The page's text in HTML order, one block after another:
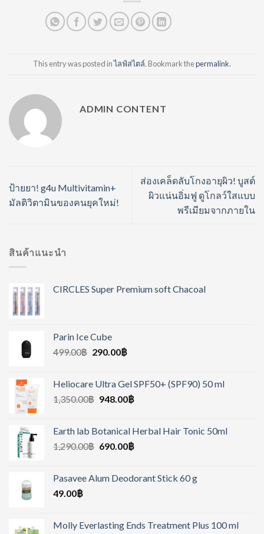
This entry was posted inไลฟ์สไตล์. Bookmark thepermalink.
ADMIN CONTENT
ป้ายยา! g4u Multivitamin+
มัลติวิตามินของคนยุคใหม่!
ส่องเคล็ดลับโกงอายุผิว! บูสต์
ผิวแน่นอิ่มฟู ดูโกลว์ใสแบบ
พรีเมียมจากภายใน
สินค้าแนะนำ
CIRCLES Super Premium soft Chacoal
Parin Ice Cube
499.00฿ 290.00฿
Heliocare Ultra Gel SPF50+ (SPF90) 50 ml
1,350.00฿ 948.00฿
Earth lab Botanical Herbal Hair Tonic 50ml
1,290.00฿ 690.00฿
Pasavee Alum Deodorant Stick 60 g
49.00฿
Molly Everlasting Ends Treatment Plus 100 ml